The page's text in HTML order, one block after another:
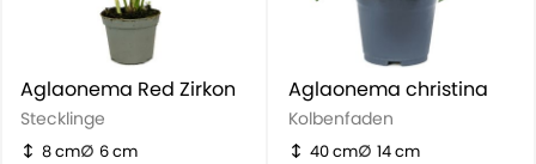
Aglaonema Red Zirkon
Stecklinge
8 cm 6 cm
Aglaonema christina
Kolbenfaden
40 cm 14 cm